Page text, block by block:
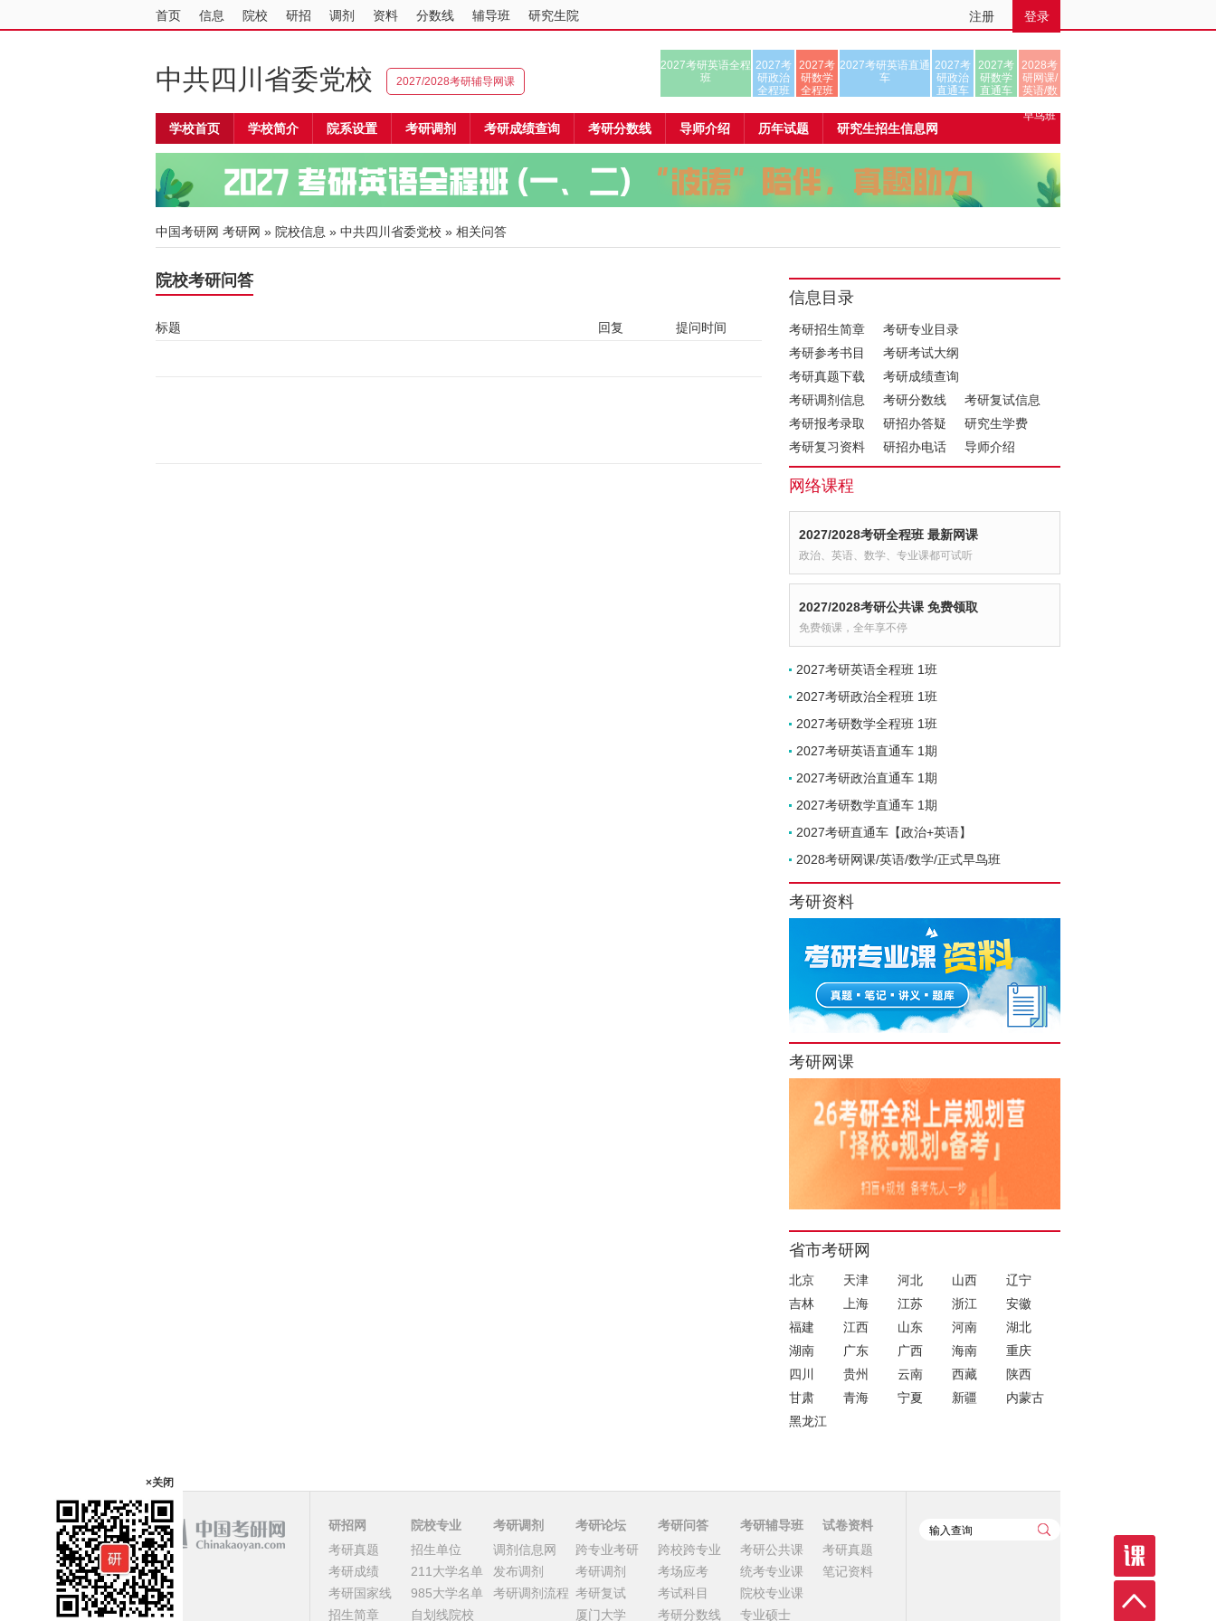
首页 信息 院校 研招 调剂 资料 分数线 辅导班 研究生院 注册 登录
中共四川省委党校 2027/2028考研辅导网课
2027考研英语全程
班
2027考
研政治
全程班
2027考
研数学
全程班
2027考研英语直通
车
2027考
研政治
直通车
2027考
研数学
直通车
2028考
研网课/
英语/数
早鸟班
学校首页 学校简介 院系设置 考研调剂 考研成绩查询 考研分数线 导师介绍 历年试题 研究生招生信息网
中国考研网 考研网 » 院校信息 » 中共四川省委党校 » 相关问答
院校考研问答
标题 回复 提问时间
信息目录
考研招生简章
考研专业目录
考研参考书目
考研考试大纲
考研真题下载
考研成绩查询
考研调剂信息
考研分数线
考研复试信息
考研报考录取
研招办答疑
研究生学费
考研复习资料
研招办电话 导师介绍
网络课程
2027/2028考研全程班 最新网课
政治、英语、数学、专业课都可试听
2027/2028考研公共课 免费领取
免费领课，全年享不停
2027考研英语全程班 1班
2027考研政治全程班 1班
2027考研数学全程班 1班
2027考研英语直通车 1期
2027考研政治直通车 1期
2027考研数学直通车 1期
2027考研直通车【政治+英语】
2028考研网课/英语/数学/正式早鸟班
考研资料
考研网课
省市考研网
北京 天津 河北 山西
辽宁
吉林
上海 江苏 浙江
安徽
福建
江西 山东 河南
湖北
湖南
广东 广西 海南
重庆
四川
贵州 云南 西藏
陕西
甘肃
青海 宁夏 新疆
内蒙古
黑龙江
研招网
考研真题
考研成绩
考研国家线
招生简章
院校专业
招生单位
211大学名单
985大学名单
自划线院校
考研调剂
调剂信息网
发布调剂
考研调剂流程
考研论坛
跨专业考研
考研调剂
考研复试
厦门大学
考研问答
跨校跨专业
考场应考
考试科目
考研分数线
考研辅导班
考研公共课
统考专业课
院校专业课
专业硕士
试卷资料
考研真题
笔记资料
×关闭
课程
顶部